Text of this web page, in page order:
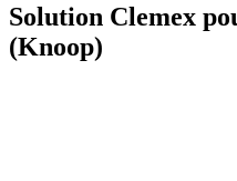
Solution Clemex
(Knoop)